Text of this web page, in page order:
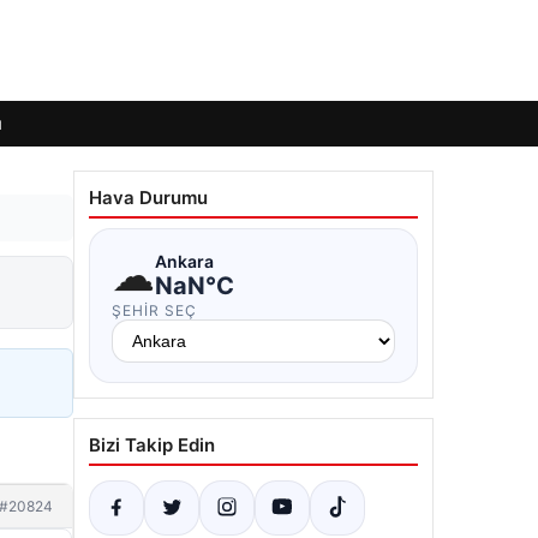
#20824
Hava Durumu
☁Ankara
NaN°C
ŞEHIR SEÇ
Bizi Takip Edin